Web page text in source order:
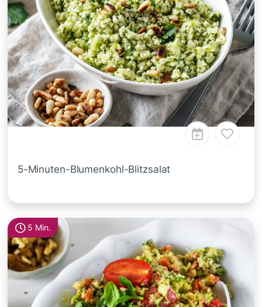
5-Minuten-Blumenkohl-Blitzsalat
5 Min.